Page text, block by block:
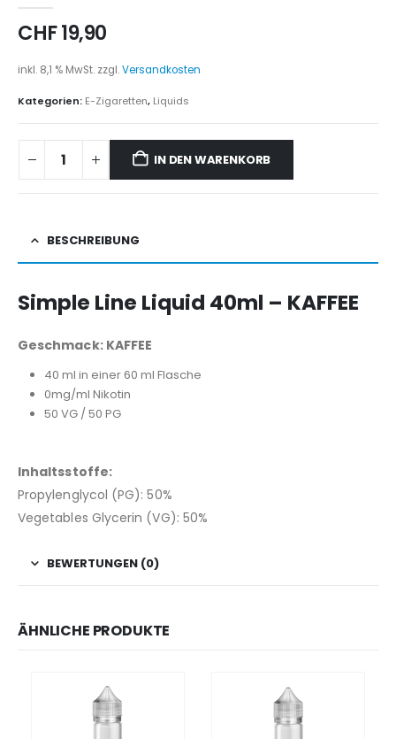
CHF19,90
inkl. 8,1 % MwSt. zzgl.Versandkosten
Kategorien: E-Zigaretten, Liquids
IN DEN WARENKORB
BESCHREIBUNG
Simple Line Liquid 40ml – KAFFEE
Geschmack: KAFFEE
40 ml in einer 60 ml Flasche
0mg/ml Nikotin
50 VG / 50 PG
Inhaltsstoffe:
Propylenglycol (PG): 50%
Vegetables Glycerin (VG): 50%
BEWERTUNGEN (0)
ÄHNLICHE PRODUKTE